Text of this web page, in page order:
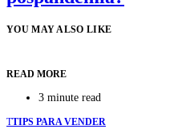
YOU MAY ALSO LIKE
READ MORE
3 minute read
TTIPS PARA VENDER